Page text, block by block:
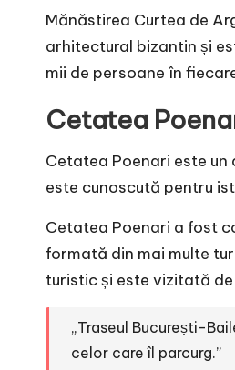
Mănăstirea Curtea de
arhitectural bizantin și
mii de persoane în
Cetatea
Cetatea Poenari este
este cunoscută pentru
Cetatea Poenari a fost
formată din mai multe
turistic și este vizitată
„Traseul București-
celor care îl parcurg.”